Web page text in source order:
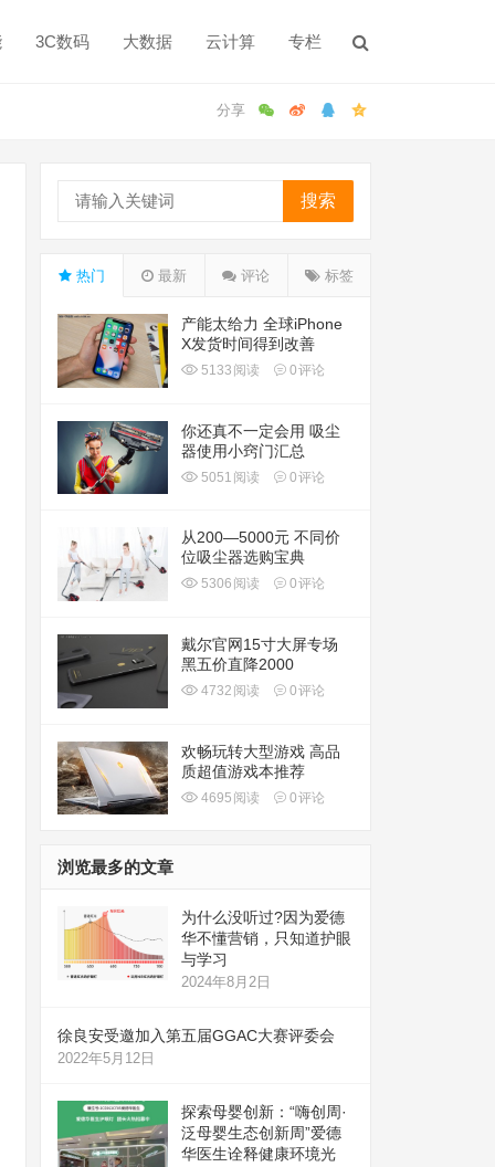
3C数码 大数据 云计算 专栏
搜索
热门 最新 评论 标签
产能太给力 全球iPhone
X发货时间得到改善
5133 阅读 0评论
你还真不一定会用 吸尘
器使用小窍门汇总
5051 阅读 0评论
从200—5000元 不同价
位吸尘器选购宝典
5306 阅读 0评论
戴尔官网15寸大屏专场
黑五价直降2000
4732 阅读 0评论
欢畅玩转大型游戏 高品
质超值游戏本推荐
4695 阅读 0评论
浏览最多的文章
为什么没听过?因为爱德
华不懂营销，只知道护眼
与学习
2024年8月2日
徐良安受邀加入第五届GGAC大赛评委会
2022年5月12日
探索母婴创新：“嗨创周·
泛母婴生态创新周”爱德
华医生诠释健康环境光